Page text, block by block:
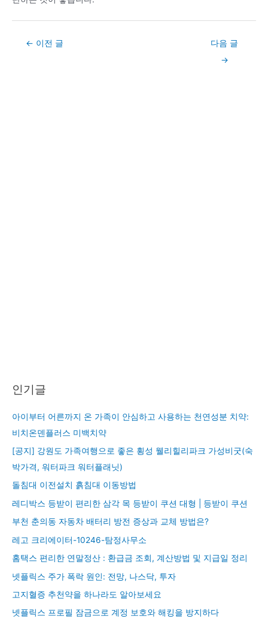
Post← 이전 글
다음 글
→
인기글
아이부터 어른까지 온 가족이 안심하고 사용하는 천연성분 치약:
비치온덴플러스 미백치약
[공지] 강원도 가족여행으로 좋은 횡성 웰리힐리파크 가성비굿(숙
박가격, 워터파크 워터플래닛)
돌침대 이전설치 흙침대 이동방법
레디박스 등받이 편리한 삼각 목 등받이 쿠션 대형 | 등받이 쿠션
부천 춘의동 자동차 배터리 방전 증상과 교체 방법은?
레고 크리에이터-10246-탐정사무소
홈택스 편리한 연말정산 : 환급금 조회, 계산방법 및 지급일 정리
넷플릭스 주가 폭락 원인: 전망, 나스닥, 투자
고지혈증 추천약을 하나라도 알아보세요
넷플릭스 프로필 잠금으로 계정 보호와 해킹을 방지하다